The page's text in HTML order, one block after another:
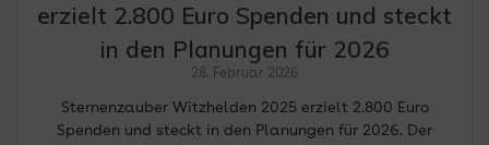
erzielt 2.800 Euro Spenden und steckt
in den Planungen für 2026
28. Februar 2026
Sternenzauber Witzhelden 2025 erzielt 2.800 Euro
Spenden und steckt in den Planungen für 2026. Der